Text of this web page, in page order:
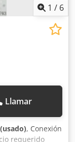
1 / 6
Llamar
, Conexión
requerido